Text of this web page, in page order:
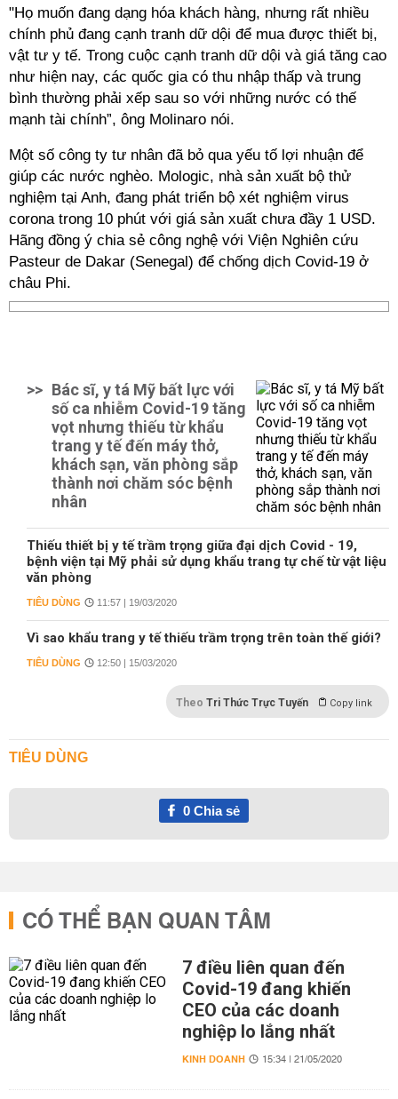
"Họ muốn đang dạng hóa khách hàng, nhưng rất nhiều
chính phủ đang cạnh tranh dữ dội để mua được thiết bị,
vật tư y tế. Trong cuộc cạnh tranh dữ dội và giá tăng cao
như hiện nay, các quốc gia có thu nhập thấp và trung
bình thường phải xếp sau so với những nước có thế
mạnh tài chính”, ông Molinaro nói.
Một số công ty tư nhân đã bỏ qua yếu tố lợi nhuận để
giúp các nước nghèo. Mologic, nhà sản xuất bộ thử
nghiệm tại Anh, đang phát triển bộ xét nghiệm virus
corona trong 10 phút với giá sản xuất chưa đầy 1 USD.
Hãng đồng ý chia sẻ công nghệ với Viện Nghiên cứu
Pasteur de Dakar (Senegal) để chống dịch Covid-19 ở
châu Phi.
>> Bác sĩ, y tá Mỹ bất lực với
số ca nhiễm Covid-19 tăng
vọt nhưng thiếu từ khẩu
trang y tế đến máy thở,
khách sạn, văn phòng sắp
thành nơi chăm sóc bệnh
nhân
Thiếu thiết bị y tế trầm trọng giữa đại dịch Covid - 19,
bệnh viện tại Mỹ phải sử dụng khẩu trang tự chế từ vật liệu
văn phòng
TIÊU DÙNG 11:57 | 19/03/2020
Vì sao khẩu trang y tế thiếu trầm trọng trên toàn thế giới?
TIÊU DÙNG 12:50 | 15/03/2020
Theo Tri Thức Trực Tuyến Copy link
TIÊU DÙNG
0Chia sẻ
CÓ THỂ BẠN QUAN TÂM
7 điều liên quan đến
Covid-19 đang khiến
CEO của các doanh
nghiệp lo lắng nhất
KINH DOANH 15:34 | 21/05/2020